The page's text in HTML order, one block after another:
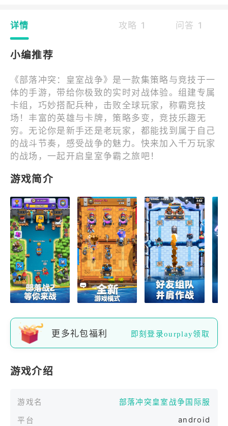
详情 攻略 1 问答 1
小编推荐
《部落冲突：皇室战争》是一款集策略与竞技于一
体的手游，带给你极致的实时对战体验。组建专属
卡组，巧妙搭配兵种，击败全球玩家，称霸竞技
场！丰富的英雄与卡牌，策略多变，竞技乐趣无
穷。无论你是新手还是老玩家，都能找到属于自己
的战斗节奏，感受战争的魅力。快来加入千万玩家
的战场，一起开启皇室争霸之旅吧！
游戏简介
更多礼包福利 即刻登录ourplay领取
游戏介绍
游戏名
部落冲突皇室战争国际服
平台
android